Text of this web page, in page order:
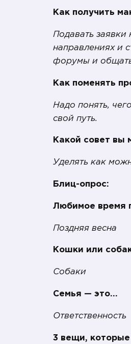
Как получить
Подавать заявки
направлениях и
форумы и
Как поменять
Надо понять,
свой путь.
Какой совет вы
Уделять как
Блиц-опрос:
Любимое время
Поздняя весна
Кошки или
Собаки
Семья — это…
Ответственность
3 вещи, которые